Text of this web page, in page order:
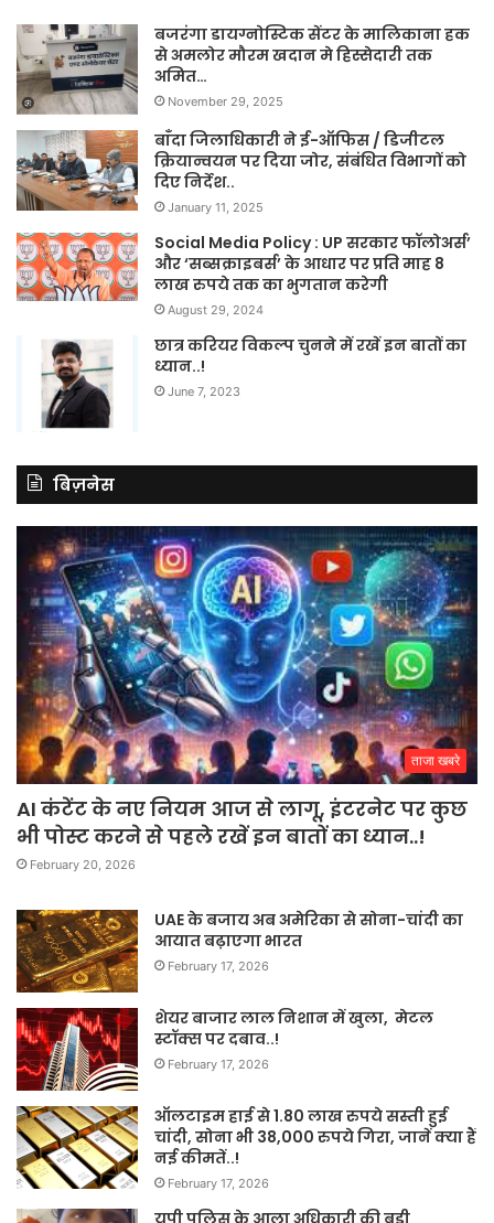
बजरंगा डायग्नोस्टिक सेंटर के मालिकाना हक
से अमलोर मौरम खदान मे हिस्सेदारी तक
अमित…
November 29, 2025
बाँदा जिलाधिकारी ने ई-ऑफिस / डिजीटल
क्रियान्वयन पर दिया जोर, संबंधित विभागों को
दिए निर्देश..
January 11, 2025
Social Media Policy : UP सरकार फॉलोअर्स’
और ‘सब्सक्राइबर्स’ के आधार पर प्रति माह 8
लाख रुपये तक का भुगतान करेगी
August 29, 2024
छात्र करियर विकल्प चुनने में रखें इन बातों का
ध्यान..!
June 7, 2023
बिज़नेस
ताजा खबरे
AI कंटेंट के नए नियम आज से लागू, इंटरनेट पर कुछ
भी पोस्ट करने से पहले रखें इन बातों का ध्यान..!
February 20, 2026
UAE के बजाय अब अमेरिका से सोना-चांदी का
आयात बढ़ाएगा भारत
February 17, 2026
शेयर बाजार लाल निशान में खुला, मेटल
स्टॉक्स पर दबाव..!
February 17, 2026
ऑलटाइम हाई से 1.80 लाख रुपये सस्ती हुई
चांदी, सोना भी 38,000 रुपये गिरा, जानें क्या हैं
नई कीमतें..!
February 17, 2026